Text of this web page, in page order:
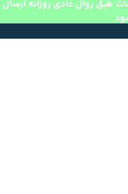
طبق روال عادی روزانه ارسال